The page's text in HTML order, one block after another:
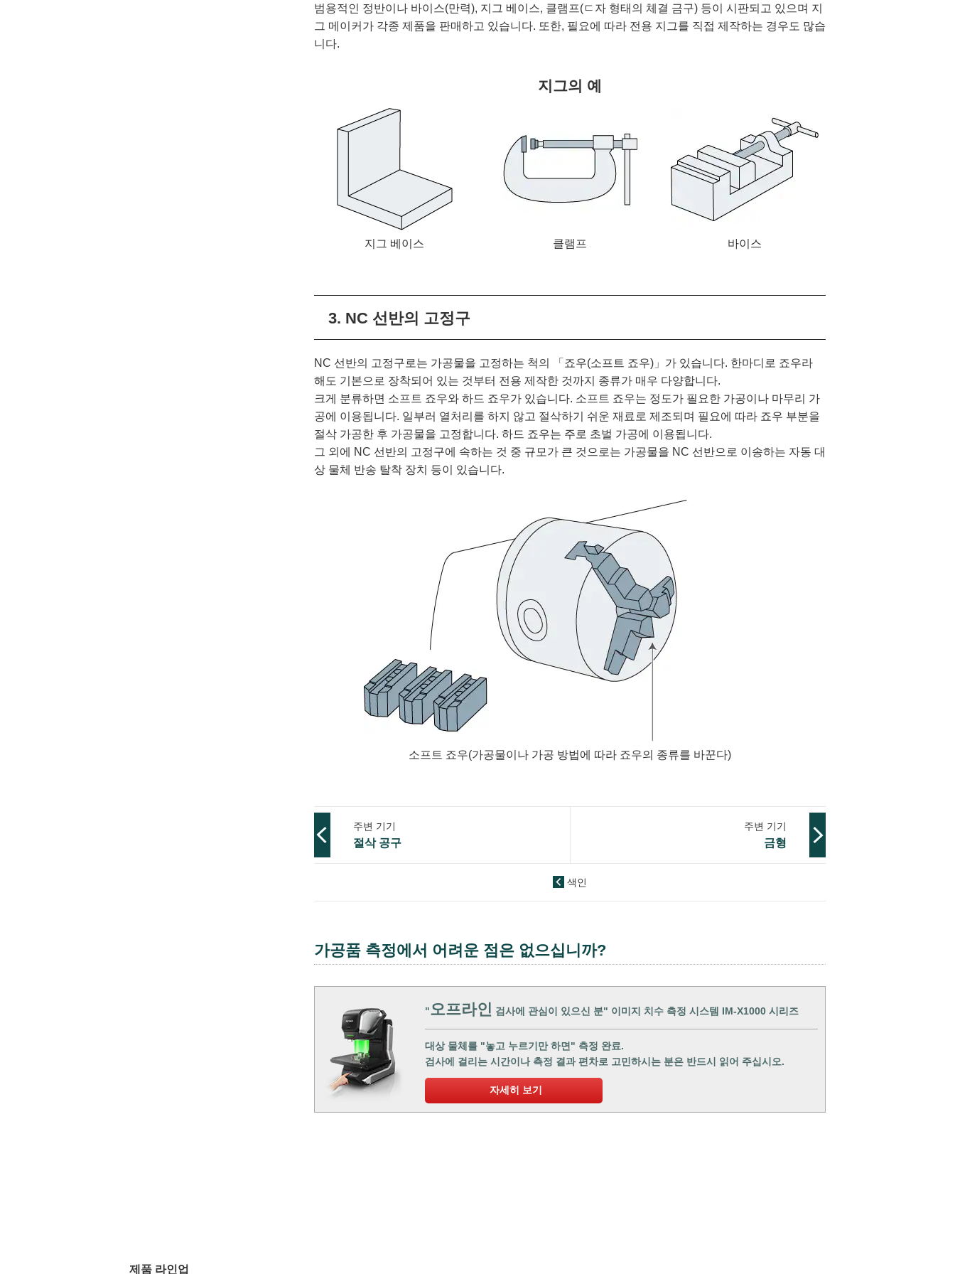
범용적인 정반이나 바이스(만력), 지그 베이스, 클램프(ㄷ자 형태의 체결 금구) 등이 시판되고 있으며 지
그 메이커가 각종 제품을 판매하고 있습니다. 또한, 필요에 따라 전용 지그를 직접 제작하는 경우도 많습
니다.
지그의 예
지그 베이스 클램프 바이스
3. NC 선반의 고정구
NC 선반의 고정구로는 가공물을 고정하는 척의 「죠우(소프트 죠우)」가 있습니다. 한마디로 죠우라
해도 기본으로 장착되어 있는 것부터 전용 제작한 것까지 종류가 매우 다양합니다.
크게 분류하면 소프트 죠우와 하드 죠우가 있습니다. 소프트 죠우는 정도가 필요한 가공이나 마무리 가
공에 이용됩니다. 일부러 열처리를 하지 않고 절삭하기 쉬운 재료로 제조되며 필요에 따라 죠우 부분을
절삭 가공한 후 가공물을 고정합니다. 하드 죠우는 주로 초벌 가공에 이용됩니다.
그 외에 NC 선반의 고정구에 속하는 것 중 규모가 큰 것으로는 가공물을 NC 선반으로 이송하는 자동 대
상 물체 반송 탈착 장치 등이 있습니다.
소프트 죠우(가공물이나 가공 방법에 따라 죠우의 종류를 바꾼다)
주변 기기
절삭 공구
주변 기기
금형
색인
가공품 측정에서 어려운 점은 없으십니까?
"오프라인 검사에 관심이 있으신 분" 이미지 치수 측정 시스템 IM-X1000 시리즈
대상 물체를 "놓고 누르기만 하면" 측정 완료.
검사에 걸리는 시간이나 측정 결과 편차로 고민하시는 분은 반드시 읽어 주십시오.
자세히 보기
제품 라인업